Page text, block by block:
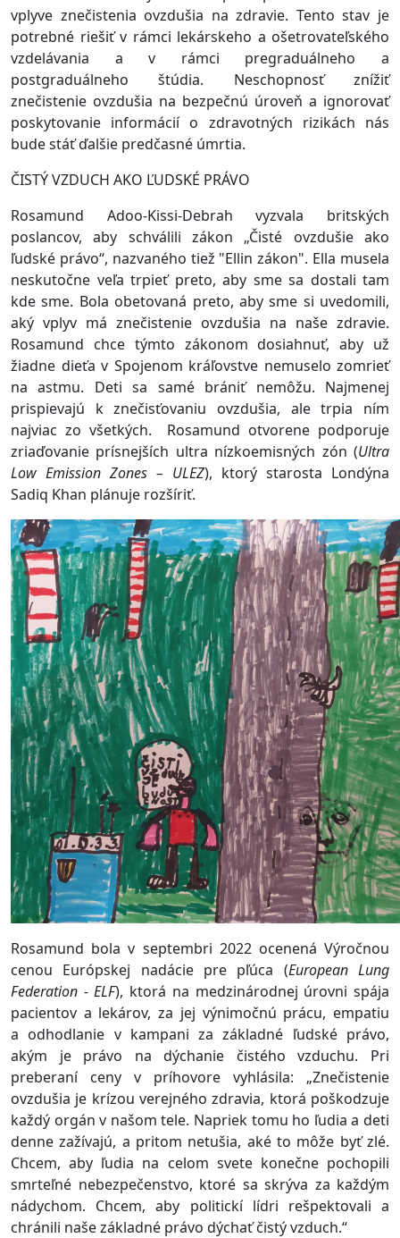
vplyve znečistenia ovzdušia na zdravie. Tento stav je
potrebné riešiť v rámci lekárskeho a ošetrovateľského
vzdelávania a v rámci pregraduálneho a
postgraduálneho štúdia. Neschopnosť znížiť
znečistenie ovzdušia na bezpečnú úroveň a ignorovať
poskytovanie informácií o zdravotných rizikách nás
bude stáť ďalšie predčasné úmrtia.
ČISTÝ VZDUCH AKO ĽUDSKÉ PRÁVO
Rosamund Adoo-Kissi-Debrah vyzvala britských
poslancov, aby schválili zákon „Čisté ovzdušie ako
ľudské právo“, nazvaného tiež "Ellin zákon". Ella musela
neskutočne veľa trpieť preto, aby sme sa dostali tam
kde sme. Bola obetovaná preto, aby sme si uvedomili,
aký vplyv má znečistenie ovzdušia na naše zdravie.
Rosamund chce týmto zákonom dosiahnuť, aby už
žiadne dieťa v Spojenom kráľovstve nemuselo zomrieť
na astmu. Deti sa samé brániť nemôžu. Najmenej
prispievajú k znečisťovaniu ovzdušia, ale trpia ním
najviac zo všetkých. Rosamund otvorene podporuje
zriaďovanie prísnejších ultra nízkoemisných zón (Ultra
Low Emission Zones – ULEZ), ktorý starosta Londýna
Sadiq Khan plánuje rozšíriť.
Rosamund bola v septembri 2022 ocenená Výročnou
cenou Európskej nadácie pre pľúca (European Lung
Federation - ELF), ktorá na medzinárodnej úrovni spája
pacientov a lekárov, za jej výnimočnú prácu, empatiu
a odhodlanie v kampani za základné ľudské právo,
akým je právo na dýchanie čistého vzduchu. Pri
preberaní ceny v príhovore vyhlásila: „Znečistenie
ovzdušia je krízou verejného zdravia, ktorá poškodzuje
každý orgán v našom tele. Napriek tomu ho ľudia a deti
denne zažívajú, a pritom netušia, aké to môže byť zlé.
Chcem, aby ľudia na celom svete konečne pochopili
smrteľné nebezpečenstvo, ktoré sa skrýva za každým
nádychom. Chcem, aby politickí lídri rešpektovali a
chránili naše základné právo dýchať čistý vzduch.“